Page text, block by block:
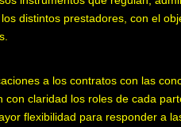
distintos prestadores, con el
a los contratos con las
claridad los roles de cada
flexibilidad para responder a